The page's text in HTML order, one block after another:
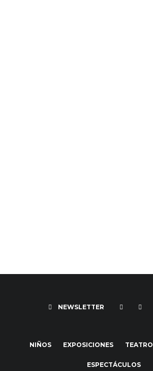
NEWSLETTER
NIÑOS EXPOSICIONES TEATRO
ESPECTÁCULOS